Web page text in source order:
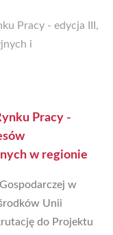
Pracy -
w regionie
w
Unii
do Projektu